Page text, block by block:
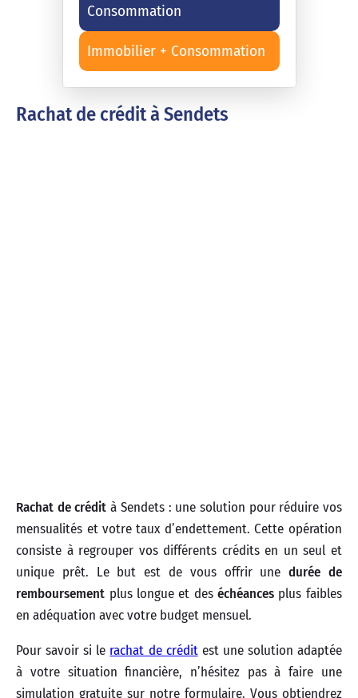
Consommation
Immobilier + Consommation
Rachat de crédit à Sendets
Rachat de crédit à Sendets : une solution pour réduire vos
mensualités et votre taux d’endettement. Cette opération
consiste à regrouper vos différents crédits en un seul et
unique prêt. Le but est de vous offrir unedurée de
remboursement plus longue et deséchéances plus faibles
en adéquation avec votre budget mensuel.
Pour savoir si le rachat de créditest une solution adaptée
à votre situation financière, n’hésitez pas à faire une
simulation gratuite sur notre formulaire. Vous obtiendrez